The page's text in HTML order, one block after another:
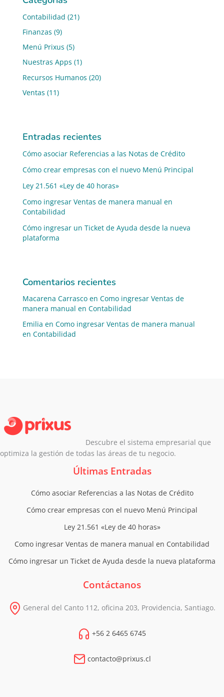
Contabilidad (21)
Finanzas (9)
Menú Prixus (5)
Nuestras Apps (1)
Recursos Humanos (20)
Ventas (11)
Entradas recientes
Cómo asociar Referencias a las Notas de Crédito
Cómo crear empresas con el nuevo Menú Principal
Ley 21.561 «Ley de 40 horas»
Como ingresar Ventas de manera manual en
Contabilidad
Cómo ingresar un Ticket de Ayuda desde la nueva
plataforma
Comentarios recientes
Macarena Carrasco en Como ingresar Ventas de
manera manual en Contabilidad
Emilia en Como ingresar Ventas de manera manual
en Contabilidad
Descubre el sistema empresarial que
optimiza la gestión de todas las áreas de tu negocio.
Últimas Entradas
Cómo asociar Referencias a las Notas de Crédito
Cómo crear empresas con el nuevo Menú Principal
Ley 21.561 «Ley de 40 horas»
Como ingresar Ventas de manera manual en Contabilidad
Cómo ingresar un Ticket de Ayuda desde la nueva plataforma
Contáctanos
General del Canto 112, oficina 203, Providencia, Santiago.
+56 2 6465 6745
contacto@prixus.cl